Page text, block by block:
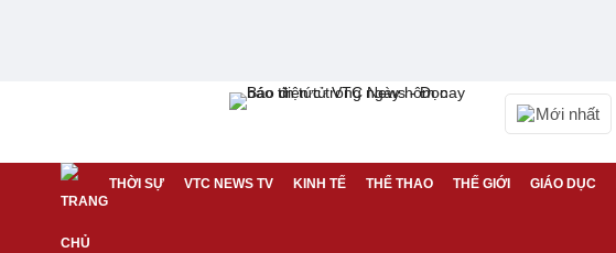
Mới nhất
THỜI SỰ VTC NEWS TV KINH TẾ THỂ THAO THẾ GIỚI GIÁO DỤC